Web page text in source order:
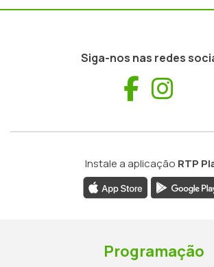
Siga-nos nas redes
Instale a aplicação RTP
Programação